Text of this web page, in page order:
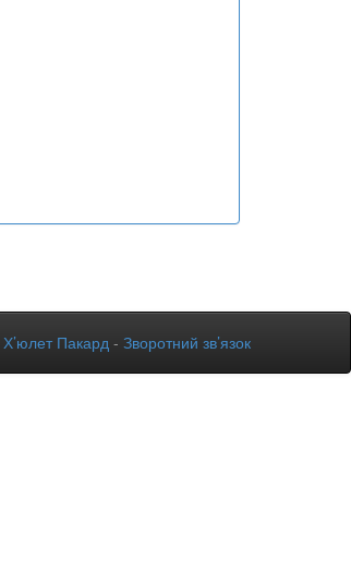
Х’юлет Пакард - Зворотний зв’язок